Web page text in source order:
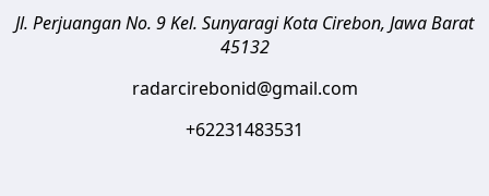
Jl. Perjuangan No. 9 Kel. SunyaragiKota Cirebon, Jawa Barat
45132
radarcirebonid@gmail.com
+62231483531